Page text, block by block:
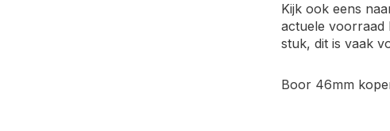
Kijk ook eens
actuele voorraad
stuk, dit is vaak
Boor 46mm